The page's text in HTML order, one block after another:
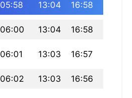
05:58 13:04 16:58
06:00 13:04 16:58
06:01 13:03 16:57
06:02 13:03 16:56